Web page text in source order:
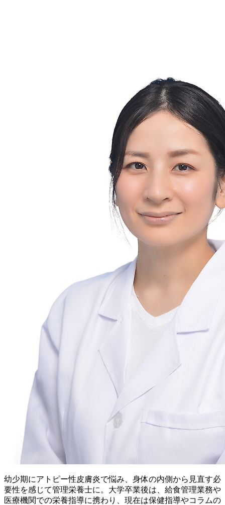
幼少期にアトピー性皮膚炎で悩み、身体の内側から見直す必
要性を感じて管理栄養士に。 大学卒業後は、給食管理業務や
医療機関での栄養指導に携わり、現在は保健指導やコラムの